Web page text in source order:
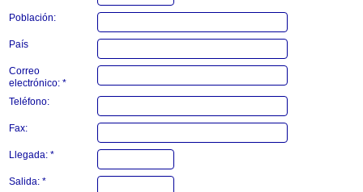
Población:
País
Correo
electrónico: *
Teléfono:
Fax:
Llegada: *
Salida: *